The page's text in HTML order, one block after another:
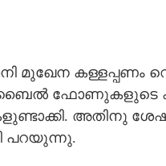
മുഖേന കള്ളപ്പണം
ഫോണുകളുടെ
അതിനു
പറയുന്നു.